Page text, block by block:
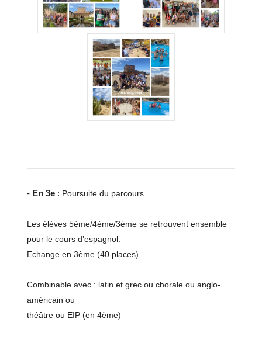
- En 3e : Poursuite du parcours.
Les élèves 5ème/4ème/3ème se retrouvent ensemble
pour le cours d’espagnol.
Echange en 3ème (40 places).
Combinable avec : latin et grec ou chorale ou anglo-
américain ou
théâtre ou EIP (en 4ème)